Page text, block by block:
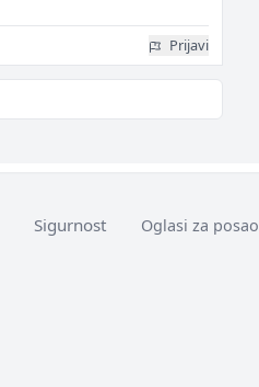
Prijavi
Sigurnost Oglasi za posao